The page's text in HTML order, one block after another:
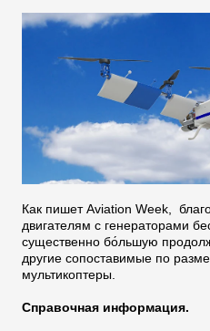
Как пишет Aviation Week,
двигателям с генераторами
существенно бо́льшую
другие сопоставимые по
мультикоптеры.
Справочная информация.